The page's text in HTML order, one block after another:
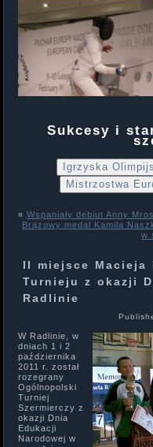
Sukcesy i
Igrzyska
Mistrzostwa
«Wspaniały debiut Anny
Brązowy medal Kamila
w
II miejsce Macieja
Turnieju z okazji
Radlinie
W Radlinie, w
dniach 1 i 2
października
2011 r. został
rozegrany
Ogólnopolski
Turniej
Szermierczy z
okazji Dnia
Edukacji
Narodowej w